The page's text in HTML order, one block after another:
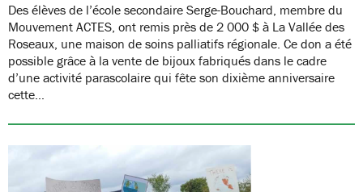
Des élèves de l’école secondaire Serge-Bouchard, membre du
Mouvement ACTES, ont remis près de 2 000 $ à La Vallée des
Roseaux, une maison de soins palliatifs régionale. Ce don a été
possible grâce à la vente de bijoux fabriqués dans le cadre
d’une activité parascolaire qui fête son dixième anniversaire
cette…